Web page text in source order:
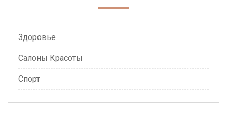
Здоровье
Салоны Красоты
Спорт